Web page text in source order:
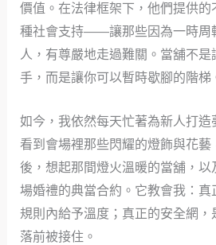
價值。在法律框架下，他們提供
種社會支持——讓那些因為一時周
人，有尊嚴地走過難關。當舖不是
手，而是讓你可以暫時歇腳的階梯
如今，我依然每天忙著為新人打造
看到會場裡那些閃耀的燈飾與花
後，想起那間燈火溫暖的當舖，
場婚禮的典當合約。它教會我：真
規則內給予溫度；真正的安全網
落前被接住。